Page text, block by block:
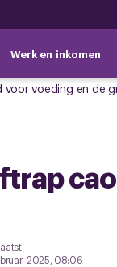
Werk en inkomen
voor voeding en de
2025, 08:06